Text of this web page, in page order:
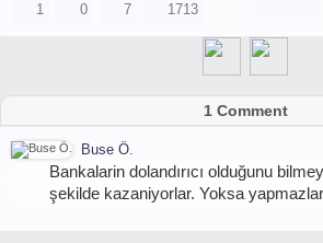
1 0 7 1713
1 Comment
Buse Ö.
Bankalarin dolandırıcı olduğunu
şekilde kazaniyorlar. Yoksa